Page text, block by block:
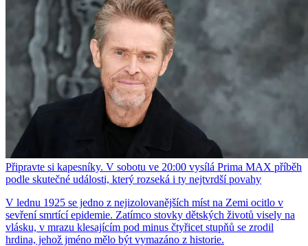
Připravte si kapesníky. V sobotu ve 20:00 vysílá Prima MAX příběh
podle skutečné události, který rozseká i ty nejtvrdší povahy
V lednu 1925 se jedno z nejizolovanějších míst na Zemi ocitlo v
sevření smrtící epidemie. Zatímco stovky dětských životů visely na
vlásku, v mrazu klesajícím pod minus čtyřicet stupňů se zrodil
hrdina, jehož jméno mělo být vymazáno z historie.